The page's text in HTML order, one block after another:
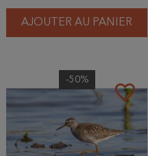
AJOUTER AU PANIER
favorite_border
-50%